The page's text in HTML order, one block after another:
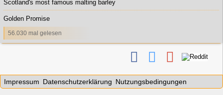
Scotland's most famous malting barley
Golden Promise
56.030 mal gelesen
Impressum Datenschutzerklärung Nutzungsbedingungen